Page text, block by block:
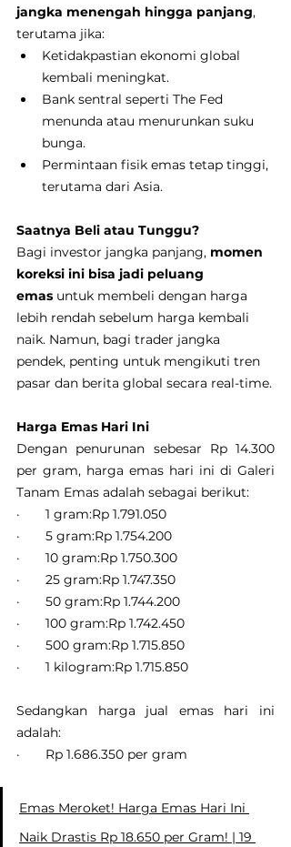
jangka menengah hingga panjang,
terutama jika:
Ketidakpastian ekonomi global
kembali meningkat.
Bank sentral seperti The Fed
menunda atau menurunkan suku
bunga.
Permintaan fisik emas tetap tinggi,
terutama dari Asia.
Saatnya Beli atau Tunggu?
Bagi investor jangka panjang, momen
koreksi ini bisa jadi peluang
emas untuk membeli dengan harga
lebih rendah sebelum harga kembali
naik. Namun, bagi trader jangka
pendek, penting untuk mengikuti tren
pasar dan berita global secara real-time.
Harga Emas Hari Ini
Dengan penurunan sebesar Rp 14.300
per gram, harga emas hari ini di Galeri
Tanam Emas adalah sebagai berikut:
·       1 gram:Rp 1.791.050
·       5 gram:Rp 1.754.200
·       10 gram:Rp 1.750.300
·       25 gram:Rp 1.747.350
·       50 gram:Rp 1.744.200
·       100 gram:Rp 1.742.450
·       500 gram:Rp 1.715.850
·       1 kilogram:Rp 1.715.850
Sedangkan harga jual emas hari ini
adalah:
·       Rp 1.686.350 per gram
Emas Meroket! Harga Emas Hari Ini
Naik Drastis Rp 18.650 per Gram! | 19